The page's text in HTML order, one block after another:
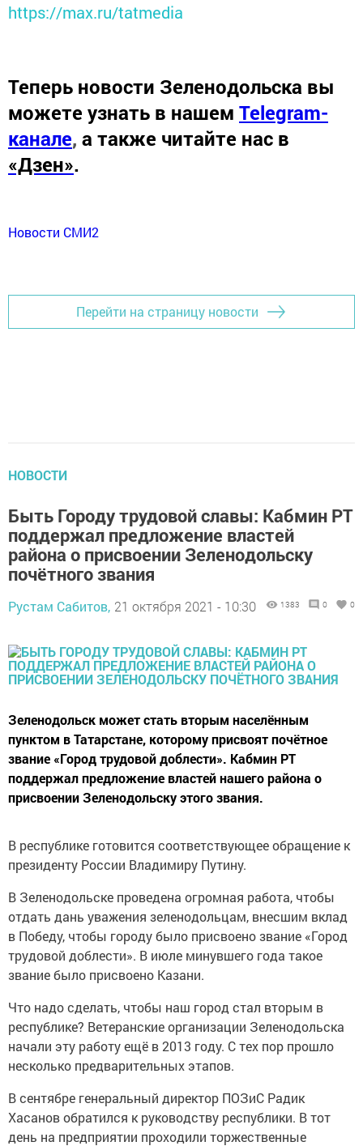
https://max.ru/tatmedia
Теперь новости Зеленодольска вы
можете узнать в нашем Telegram-
канале, а также читайте нас в
«Дзен».
Новости СМИ2
Перейти на страницу новости
НОВОСТИ
Быть Городу трудовой славы: Кабмин РТ
поддержал предложение властей
района о присвоении Зеленодольску
почётного звания
Рустам Сабитов, 21 октября 2021 - 10:30 1383 0 0
Зеленодольск может стать вторым населённым
пунктом в Татарстане, которому присвоят почётное
звание «Город трудовой доблести». Кабмин РТ
поддержал предложение властей нашего района о
присвоении Зеленодольску этого звания.
В республике готовится соответствующее обращение к
президенту России Владимиру Путину.
В Зеленодольске проведена огромная работа, чтобы
отдать дань уважения зеленодольцам, внесшим вк­лад
в Победу, чтобы городу было присвоено звание «Город
трудовой доблести». В июле минувшего года такое
звание было присвоено Казани.
Что надо сделать, чтобы наш город стал вторым в
республике? Ветеранские организации Зеленодольска
начали эту работу ещё в 2013 году. С тех пор прошло
несколько предварительных этапов.
В сентябре генеральный директор ПОЗиС Радик
Хасанов обратился к руководству республики. В тот
день на предприятии проходили торжественные